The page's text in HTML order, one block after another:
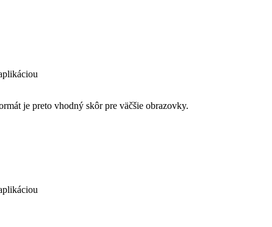
je preto vhodný skôr pre väčšie obrazovky.